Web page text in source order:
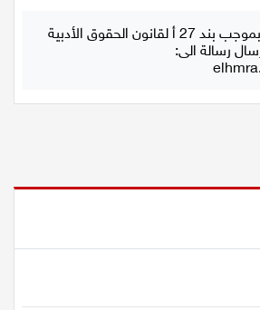
استعمال المضامين بموجب بند 27 أ لقانون الحقوق الأدبية